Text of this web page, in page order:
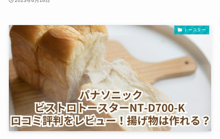
トースター